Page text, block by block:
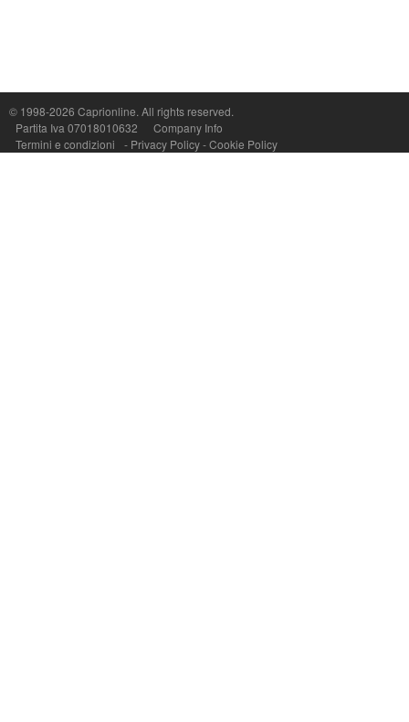
© 1998-2026 Caprionline. All rights reserved.
Partita Iva 07018010632
Company Info
Termini e condizioni
- Privacy Policy-Cookie Policy
P.Iva, C.F. e n.Reg.Imprese Napoli: 07018010632 - Rea n.557643